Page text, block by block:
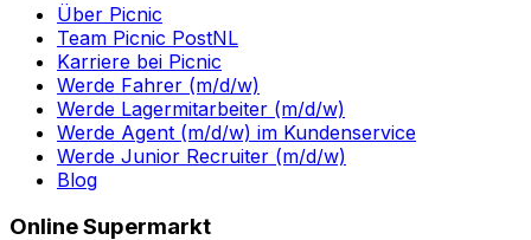
Über Picnic
Team Picnic PostNL
Karriere bei Picnic
Werde Fahrer (m/d/w)
Werde Lagermitarbeiter (m/d/w)
Werde Agent (m/d/w) im Kundenservice
Werde Junior Recruiter (m/d/w)
Blog
Online Supermarkt